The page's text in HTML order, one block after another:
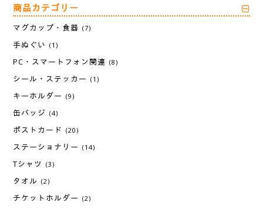
商品カテゴリー
マグカップ・食器 (7)
手ぬぐい (1)
PC・スマートフォン関連 (8)
シール・ステッカー (1)
キーホルダー (9)
缶バッジ (4)
ポストカード (20)
ステーショナリー (14)
Tシャツ (3)
タオル (2)
チケットホルダー (2)